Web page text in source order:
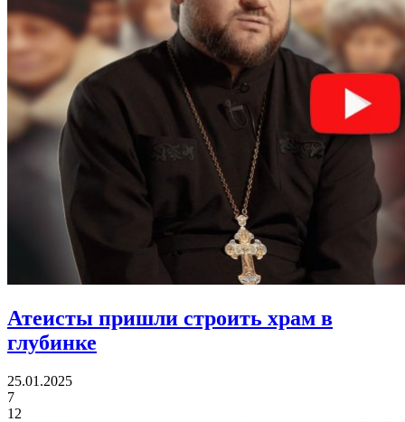
Атеисты пришли строить храм в
глубинке
25.01.2025
7
12